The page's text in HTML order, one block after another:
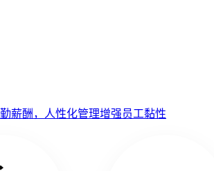
薪酬，人性化管理增强员工黏性